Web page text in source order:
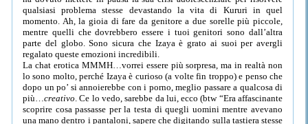
qualsiasi problema stesse devastando la vita di Kururi in quel
momento. Ah, la gioia di fare da genitore a due sorelle più piccole,
mentre quelli che dovrebbero essere i tuoi genitori sono dall’altra
parte del globo. Sono sicura che Izaya è grato ai suoi per avergli
regalato queste emozioni incredibili.
La chat erotica MMMH…vorrei essere più sorpresa, ma in realtà non
lo sono molto, perché Izaya è curioso (a volte fin troppo) e penso che
dopo un po’ si annoierebbe con i porno, meglio passare a qualcosa di
più… creativo . Ce lo vedo, sarebbe da lui, ecco (btw “Era affascinante
scoprire cosa passasse per la testa di quegli uomini mentre avevano
una mano dentro i pantaloni, sapere che digitando sulla tastiera stesse